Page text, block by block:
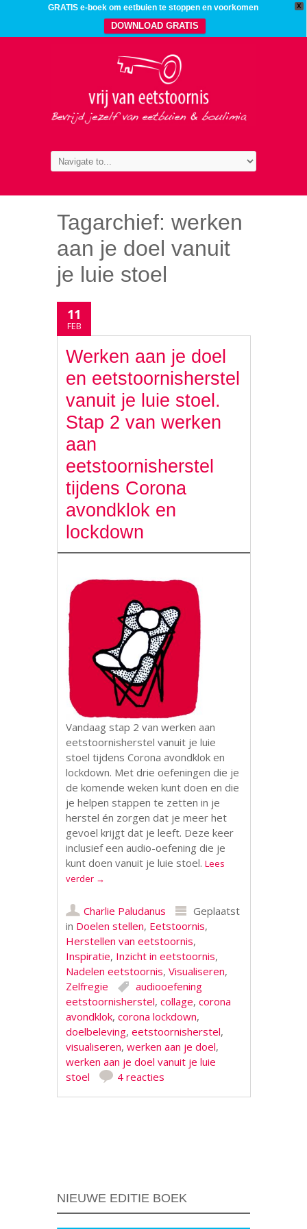
X
GRATIS e-boek om eetbuien te stoppen en voorkomen
DOWNLOAD GRATIS
Tagarchief: werken
aan je doel vanuit
je luie stoel
11
FEB
Werken aan je doel
en eetstoornisherstel
vanuit je luie stoel.
Stap 2 van werken
aan
eetstoornisherstel
tijdens Corona
avondklok en
lockdown
Vandaag stap 2 van werken aan
eetstoornisherstel vanuit je luie
stoel tijdens Corona avondklok en
lockdown. Met drie oefeningen die je
de komende weken kunt doen en die
je helpen stappen te zetten in je
herstel én zorgen dat je meer het
gevoel krijgt dat je leeft. Deze keer
inclusief een audio-oefening die je
kunt doen vanuit je luie stoel.Lees
verder →
Charlie Paludanus
Geplaatst
in Doelen stellen, Eetstoornis,
Herstellen van eetstoornis,
Inspiratie, Inzicht in eetstoornis,
Nadelen eetstoornis,Visualiseren,
Zelfregie
audiooefening
eetstoornisherstel,collage,corona
avondklok,corona lockdown,
doelbeleving,eetstoornisherstel,
visualiseren,werken aan je doel,
werken aan je doel vanuit je luie
stoel
4 reacties
NIEUWE EDITIE BOEK